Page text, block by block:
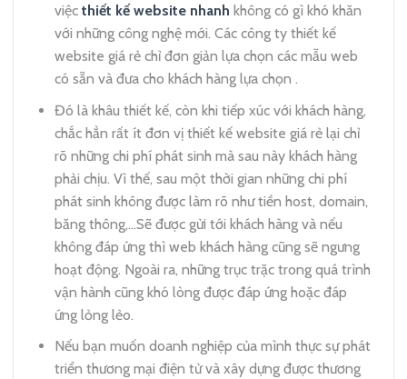
việc thiết kế website nhanh không có gì khó khăn
với những công nghệ mới. Các công ty thiết kế
website giá rẻ chỉ đơn giản lựa chọn các mẫu web
có sẵn và đưa cho khách hàng lựa chọn .
Đó là khâu thiết kế, còn khi tiếp xúc với khách hàng,
chắc hẳn rất ít đơn vị thiết kế website giá rẻ lại chỉ
rõ những chi phí phát sinh mà sau này khách hàng
phải chịu. Vì thế, sau một thời gian những chi phí
phát sinh không được làm rõ như tiền host, domain,
băng thông,…Sẽ được gửi tới khách hàng và nếu
không đáp ứng thì web khách hàng cũng sẽ ngưng
hoạt động. Ngoài ra, những trục trặc trong quá trình
vận hành cũng khó lòng được đáp ứng hoặc đáp
ứng lỏng lẻo.
Nếu bạn muốn doanh nghiệp của mình thực sự phát
triển thương mại điện tử và xây dựng được thương